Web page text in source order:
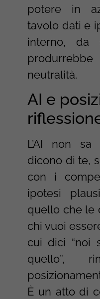
potere in
tavolo dati e
interno, da
neutralità.
AI e
L’AI non
dicono di te,
con i
ipotesi
quello che le
chi vuoi
cui dici “noi
quello”,
È un atto di